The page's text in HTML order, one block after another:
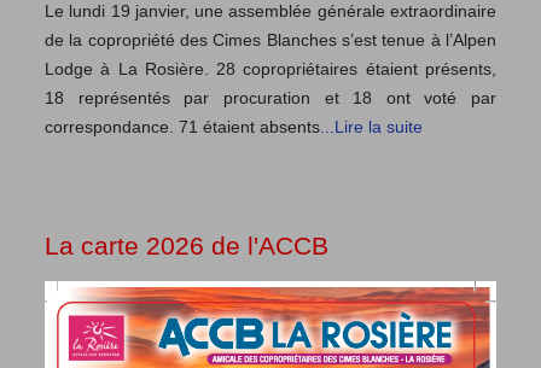
Le lundi 19 janvier, une assemblée générale extraordinaire
de la copropriété des Cimes Blanches s’est tenue à l’Alpen
Lodge à La Rosière. 28 copropriétaires étaient présents,
18 représentés par procuration et 18 ont voté par
correspondance. 71 étaient absents...Lire la suite
La carte 2026 de l'ACCB